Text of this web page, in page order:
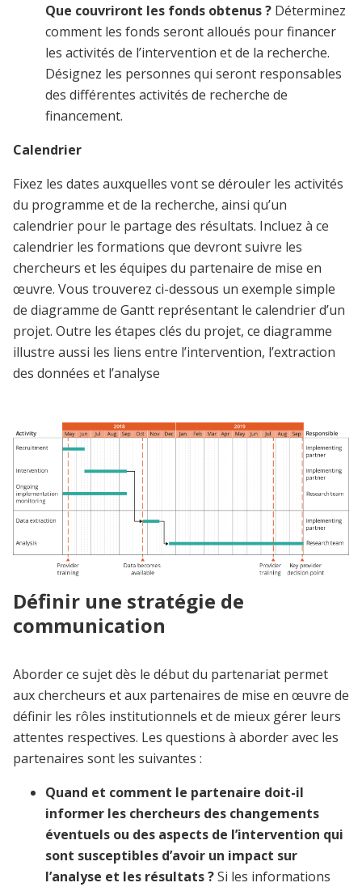
Que couvriront les fonds obtenus ? Déterminez
comment les fonds seront alloués pour financer
les activités de l’intervention et de la recherche.
Désignez les personnes qui seront responsables
des différentes activités de recherche de
financement.
Calendrier
Fixez les dates auxquelles vont se dérouler les activités
du programme et de la recherche, ainsi qu’un
calendrier pour le partage des résultats. Incluez à ce
calendrier les formations que devront suivre les
chercheurs et les équipes du partenaire de mise en
œuvre. Vous trouverez ci-dessous un exemple simple
de diagramme de Gantt représentant le calendrier d’un
projet. Outre les étapes clés du projet, ce diagramme
illustre aussi les liens entre l’intervention, l’extraction
des données et l’analyse
Définir une stratégie de
communication
Aborder ce sujet dès le début du partenariat permet
aux chercheurs et aux partenaires de mise en œuvre de
définir les rôles institutionnels et de mieux gérer leurs
attentes respectives. Les questions à aborder avec les
partenaires sont les suivantes :
Quand et comment le partenaire doit-il
informer les chercheurs des changements
éventuels ou des aspects de l’intervention qui
sont susceptibles d’avoir un impact sur
l’analyse et les résultats ?Si les informations